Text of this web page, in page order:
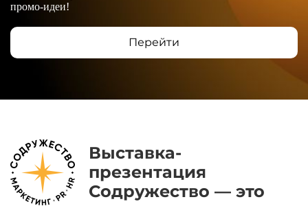
промо-идеи!
Перейти
Выставка-
презентация
Содружество — это